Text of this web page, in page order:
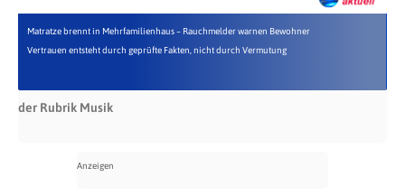
Matratze brennt in Mehrfamilienhaus – Rauchmelder warnen Bewohner
Vertrauen entsteht durch geprüfte Fakten, nicht durch Vermutung
der Rubrik Musik